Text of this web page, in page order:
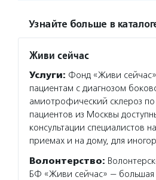
Узнайте больше в
Живи сейчас
Услуги: Фонд «Живи
пациентам с диагнозом
амиотрофический склероз
пациентов из Москвы
консультации специалистов
приемах и на дому, для
Волонтерство:
БФ «Живи сейчас» — большая